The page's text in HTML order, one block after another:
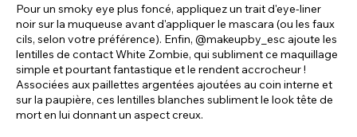
Pour un smoky eye plus foncé, appliquez un trait d'eye-liner
noir sur la muqueuse avant d'appliquer le mascara (ou les faux
cils, selon votre préférence). Enfin, @makeupby_esc ajoute les
lentilles de contact White Zombie, qui subliment ce maquillage
simple et pourtant fantastique et le rendent accrocheur !
Associées aux paillettes argentées ajoutées au coin interne et
sur la paupière, ces lentilles blanches subliment le look tête de
mort en lui donnant un aspect creux.